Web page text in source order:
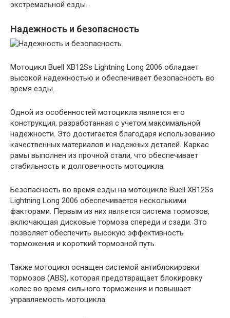
экстремальной езды.
Надежность и безопасность
Мотоцикл Buell XB12Ss Lightning Long 2006 обладает
высокой надежностью и обеспечивает безопасность во
время езды.
Одной из особенностей мотоцикла является его
конструкция, разработанная с учетом максимальной
надежности. Это достигается благодаря использованию
качественных материалов и надежных деталей. Каркас
рамы выполнен из прочной стали, что обеспечивает
стабильность и долговечность мотоцикла.
Безопасность во время езды на мотоцикле Buell XB12Ss
Lightning Long 2006 обеспечивается несколькими
факторами. Первым из них является система тормозов,
включающая дисковые тормоза спереди и сзади. Это
позволяет обеспечить высокую эффективность
торможения и короткий тормозной путь.
Также мотоцикл оснащен системой антиблокировки
тормозов (ABS), которая предотвращает блокировку
колес во время сильного торможения и повышает
управляемость мотоцикла.